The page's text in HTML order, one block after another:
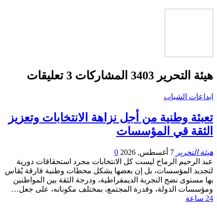
هيئة التحرير 3403 المشاركات 3 تعليقات
ابداعات الشباب
تعبئة وطنية من أجل نزاهة الانتخابات وتعزيز
الثقة قي المؤسسات
هيئة التحرير 7 أغسطس, 2026
0
عبد الرحيم الرماح ليست كل الانتخابات مجرد استحقاقات دورية
لتجديد المؤسسات، بل إن بعضها يشكل محطات وطنية فارقة يُقاس
بها مستوى نضج التجربة الديمقراطية، ودرجة الثقة بين المواطنين
ومؤسسات الدولة، وقدرة المجتمع، بمختلف مكوناته، على جعل…
24 ساعة